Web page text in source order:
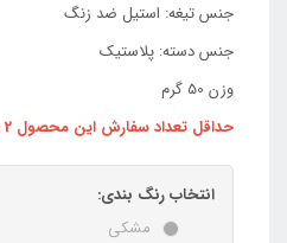
جنس تیغه: استیل ضد زنگ
جنس دسته: پلاستیک
وزن 50 گرم
حداقل تعداد سفارش این محصول 2 عدد میباشد.
انتخاب رنگ بندی:
مشکی